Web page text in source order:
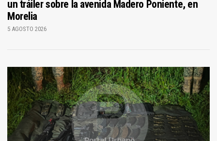
un tráiler sobre la avenida Madero Poniente, en
Morelia
5 AGOSTO 2026